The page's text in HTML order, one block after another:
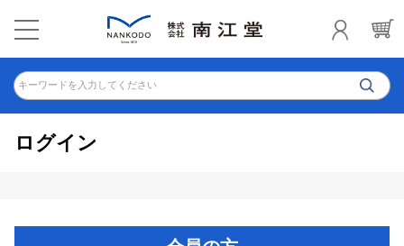
キーワードを入力してください
ログイン